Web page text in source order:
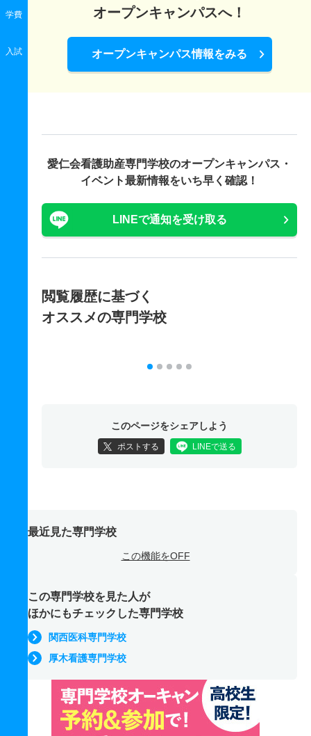
学費
入試
オープンキャンパスへ！
オープンキャンパス情報をみる
愛仁会看護助産専門学校のオープンキャンパス・
イベント最新情報をいち早く確認！
LINEで通知を受け取る
閲覧履歴に基づく
オススメの専門学校
このページをシェアしよう
ポストする LINEで送る
最近見た専門学校
この機能をOFF
この専門学校を見た人が
ほかにもチェックした専門学校
関西医科専門学校
厚木看護専門学校